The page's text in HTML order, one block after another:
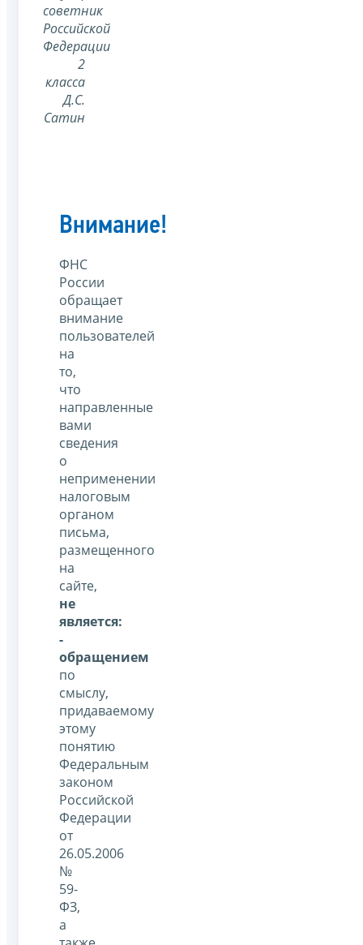
советник
Российской
Федерации
2
класса
Д.С.
Сатин
Внимание!
ФНС
России
обращает
внимание
пользователей
на
то,
что
направленные
вами
сведения
о
неприменении
налоговым
органом
письма,
размещенного
на
сайте,
не
является:
-
обращением
по
смыслу,
придаваемому
этому
понятию
Федеральным
законом
Российской
Федерации
от
26.05.2006
№
59-
ФЗ,
а